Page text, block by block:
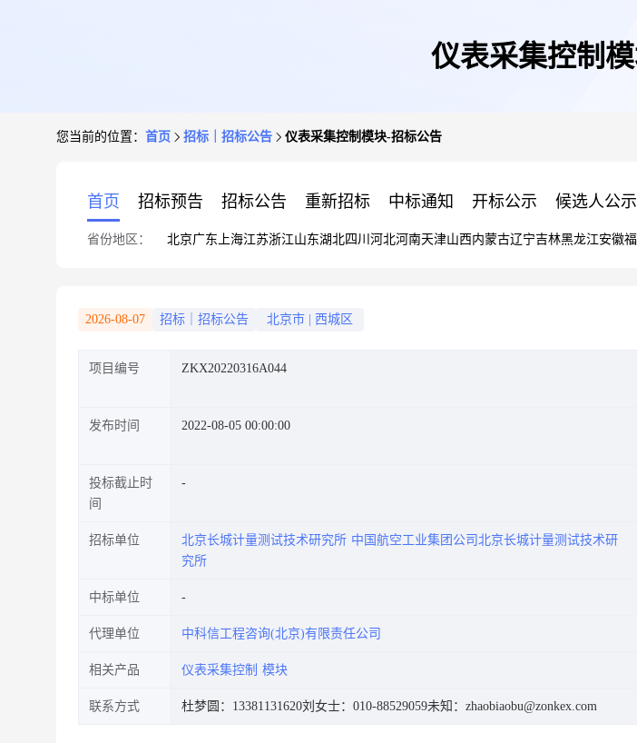
仪表采集控制
您当前的位置： 首页 招标｜招标公告 仪表采集控制模块-招标公告
首页 招标预告 招标公告 重新招标 中标通知 开标公示 候选人公示
省份地区： 北京广东 上海江苏浙江山东湖北四川 河北河南天津山西内蒙古辽宁吉林黑龙江安徽
2026-08-07 招标｜招标公告 北京市 西城区
项目编号 ZKX20220316A044
发布时间 2022-08-05 00:00:00
投标截止时
间
招标单位 北京长城计量测试技术研究所 中国航空工业集团公司北京长城计量测试技术研
究所
中标单位
代理单位 中科信工程咨询(北京)有限责任公司
相关产品 仪表采集控制 模块
联系方式 杜梦圆：13381131620刘女士：010-88529059未知：zhaobiaobu@zonkex.com